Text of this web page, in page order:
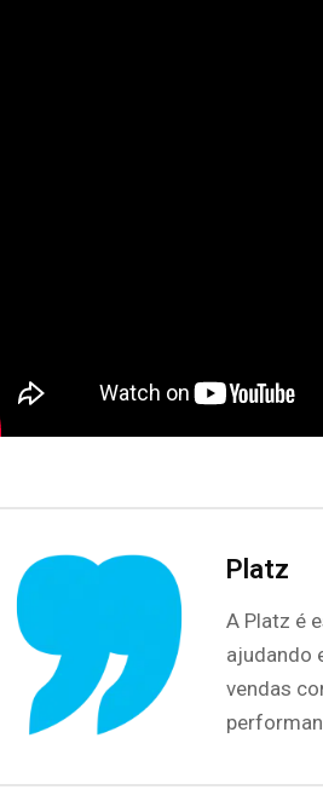
Platz
A Platz é
ajudando
vendas